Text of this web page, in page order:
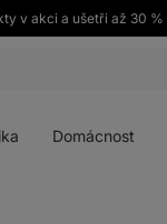
v akci a ušetři až 30 %
Domácnost